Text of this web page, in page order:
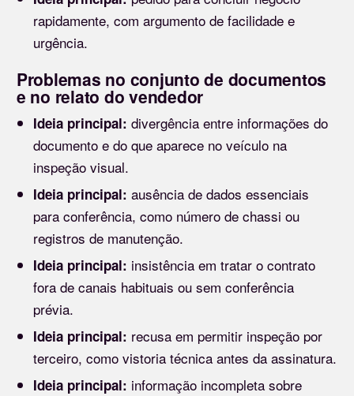
rapidamente, com argumento de facilidade e
urgência.
Problemas no conjunto de documentos
e no relato do vendedor
Ideia principal: divergência entre informações do
documento e do que aparece no veículo na
inspeção visual.
Ideia principal: ausência de dados essenciais
para conferência, como número de chassi ou
registros de manutenção.
Ideia principal: insistência em tratar o contrato
fora de canais habituais ou sem conferência
prévia.
Ideia principal: recusa em permitir inspeção por
terceiro, como vistoria técnica antes da assinatura.
Ideia principal: informação incompleta sobre